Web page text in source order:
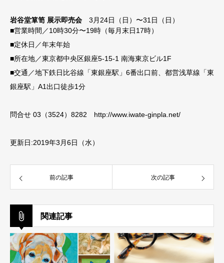
岩谷堂箪笥 展示即売会 3月24日（日）〜31日（日）
■営業時間／10時30分〜19時（毎月末日17時）
■定休日／年末年始
■所在地／東京都中央区銀座5-15-1 南海東京ビル1F
■交通／地下鉄日比谷線「東銀座駅」6番出口前、都営浅草線「東
銀座駅」A1出口徒歩1分
問合せ 03（3524）8282 http://www.iwate-ginpla.net/
更新日:2019年3月6日（水）
前の記事 次の記事
関連記事